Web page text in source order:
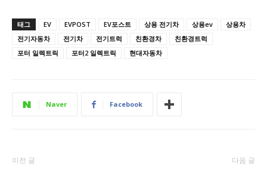
태그 EV EVPOST EV포스트 상용 전기차 상용ev
상용차
전기자동차
전기차 전기트럭 친환경차
친환경트럭
포터 일렉트릭
포터2 일렉트릭 현대자동차
Naver Facebook
이전 글 다음 글